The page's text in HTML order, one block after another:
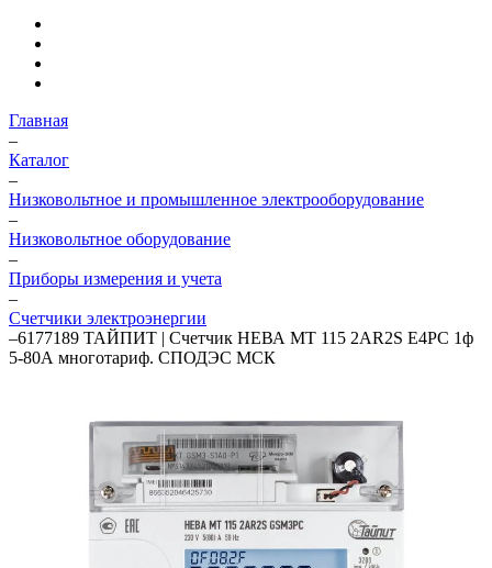
Главная
–
Каталог
–
Низковольтное и промышленное электрооборудование
–
Низковольтное оборудование
–
Приборы измерения и учета
–
Счетчики электроэнергии
–6177189 ТАЙПИТ | Счетчик НЕВА МТ 115 2AR2S E4PC 1ф
5-80А многотариф. СПОДЭС МСК